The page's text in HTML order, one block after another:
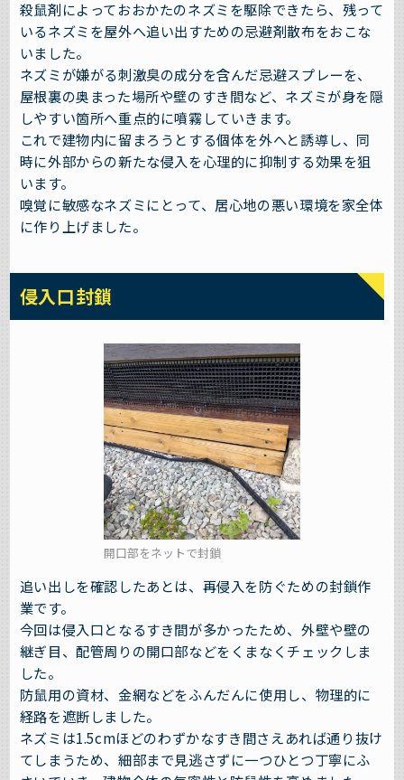
殺鼠剤によっておおかたのネズミを駆除できたら、残って
いるネズミを屋外へ追い出すための忌避剤散布をおこな
いました。
ネズミが嫌がる刺激臭の成分を含んだ忌避スプレーを、
屋根裏の奥まった場所や壁のすき間など、ネズミが身を隠
しやすい箇所へ重点的に噴霧していきます。
これで建物内に留まろうとする個体を外へと誘導し、同
時に外部からの新たな侵入を心理的に抑制する効果を狙
います。
嗅覚に敏感なネズミにとって、居心地の悪い環境を家全体
に作り上げました。
侵入口封鎖
開口部をネットで封鎖
追い出しを確認したあとは、再侵入を防ぐための封鎖作
業です。
今回は侵入口となるすき間が多かったため、外壁や壁の
継ぎ目、配管周りの開口部などをくまなくチェックしま
した。
防鼠用の資材、金網などをふんだんに使用し、物理的に
経路を遮断しました。
ネズミは1.5cmほどのわずかなすき間さえあれば通り抜け
てしまうため、細部まで見逃さずに一つひとつ丁寧にふ